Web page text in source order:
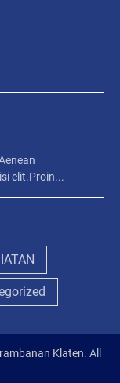
elit.Proin...
Klaten. All